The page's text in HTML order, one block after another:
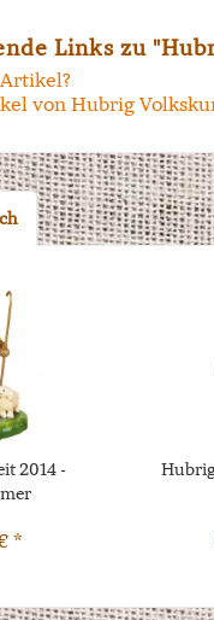
Links zu
von Hubrig
2014 -
*